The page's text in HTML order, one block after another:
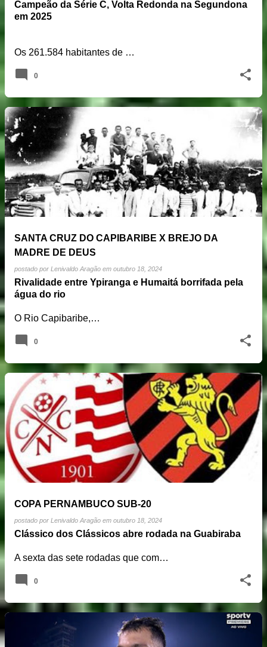
Campeão da Série C, Volta Redonda na Segundona
em 2025
Os 261.584 habitantes de …
0
SANTA CRUZ DO CAPIBARIBE X BREJO DA
MADRE DE DEUS
postado por Lenivaldo Aragão em outubro 18, 2024
Rivalidade entre Ypiranga e Humaitá borrifada pela
água do rio
O Rio Capibaribe,…
0
COPA PERNAMBUCO SUB-20
postado por Lenivaldo Aragão em outubro 18, 2024
Clássico dos Clássicos abre rodada na Guabiraba
A sexta das sete rodadas que com…
0